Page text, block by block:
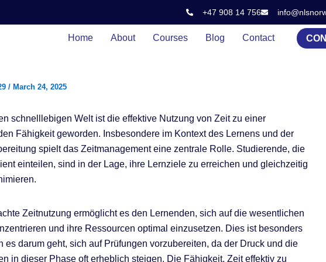
+47 908 14 756
Home About Courses Blog Contact
/ March 24, 2025
schnelllebigen Welt ist die effektive Nutzung von Zeit zu einer
Fähigkeit geworden. Insbesondere im Kontext des Lernens und der
spielt das Zeitmanagement eine zentrale Rolle. Studierende, die
einteilen, sind in der Lage, ihre Lernziele zu erreichen und gleichzeitig
Zeitnutzung ermöglicht es den Lernenden, sich auf die wesentlichen
und ihre Ressourcen optimal einzusetzen. Dies ist besonders
es darum geht, sich auf Prüfungen vorzubereiten, da der Druck und die
in dieser Phase oft erheblich steigen. Die Fähigkeit, Zeit effektiv zu